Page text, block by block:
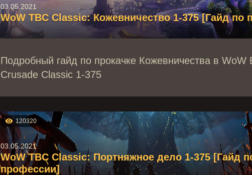
03.05.2021
WoW TBC Classic: Кожевничество 1-375 [Гайд по
Подробный гайд по прокачке Кожевничества в WoW
Crusade Classic 1-375
 120320
03.05.2021
WoW TBC Classic: Портняжное дело 1-375 [Гайд
профессии]